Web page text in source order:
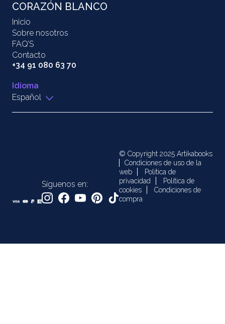
CORAZÓN BLANCO
Inicio
Sobre nosotros
FAQ’S
Contacto
+34 91 080 63 70
Idioma
Español
Síguenos en:
© Copyright 2025 Artikabooks
Condiciones de uso de la
web
Política de
privacidad
Política de
cookies
Condiciones de
compra